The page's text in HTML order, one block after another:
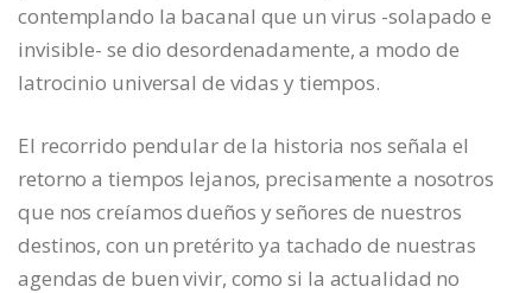
contemplando la bacanal que un virus -solapado e
invisible- se dio desordenadamente, a modo de
latrocinio universal de vidas y tiempos.
El recorrido pendular de la historia nos señala el
retorno a tiempos lejanos, precisamente a nosotros
que nos creíamos dueños y señores de nuestros
destinos, con un pretérito ya tachado de nuestras
agendas de buen vivir, como si la actualidad no